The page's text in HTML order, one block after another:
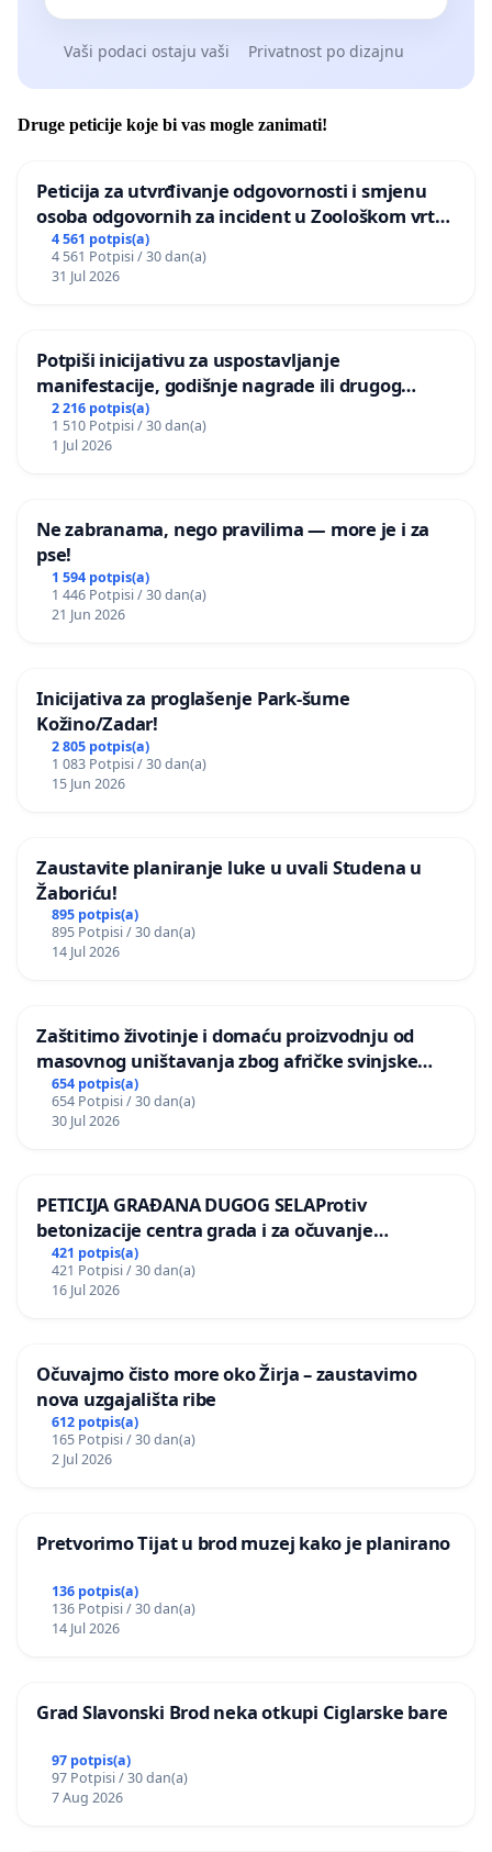
Vaši podaci ostaju vaši Privatnost po dizajnu
Druge peticije koje bi vas mogle zanimati!
Peticija za utvrđivanje odgovornosti i smjenu
osoba odgovornih za incident u Zoološkom vrtu
Grada Zagreba
4 561 potpis(a)
4 561 Potpisi / 30 dan(a)
31 Jul 2026
Potpiši inicijativu za uspostavljanje
manifestacije, godišnje nagrade ili drugog
javnog događaja „Edin Avdić“ u Sarajevu
2 216 potpis(a)
1 510 Potpisi / 30 dan(a)
1 Jul 2026
Ne zabranama, nego pravilima — more je i za
pse!
1 594 potpis(a)
1 446 Potpisi / 30 dan(a)
21 Jun 2026
Inicijativa za proglašenje Park-šume
Kožino/Zadar!
2 805 potpis(a)
1 083 Potpisi / 30 dan(a)
15 Jun 2026
Zaustavite planiranje luke u uvali Studena u
Žaboriću!
895 potpis(a)
895 Potpisi / 30 dan(a)
14 Jul 2026
Zaštitimo životinje i domaću proizvodnju od
masovnog uništavanja zbog afričke svinjske
kuge
654 potpis(a)
654 Potpisi / 30 dan(a)
30 Jul 2026
PETICIJA GRAĐANA DUGOG SELAProtiv
betonizacije centra grada i za očuvanje
postojećih zelenih površina i odraslih stabala pri
donošenju izmjena urbanističkog plana
421 potpis(a)
421 Potpisi / 30 dan(a)
16 Jul 2026
Očuvajmo čisto more oko Žirja – zaustavimo
nova uzgajališta ribe
612 potpis(a)
165 Potpisi / 30 dan(a)
2 Jul 2026
Pretvorimo Tijat u brod muzej kako je planirano
136 potpis(a)
136 Potpisi / 30 dan(a)
14 Jul 2026
Grad Slavonski Brod neka otkupi Ciglarske bare
97 potpis(a)
97 Potpisi / 30 dan(a)
7 Aug 2026